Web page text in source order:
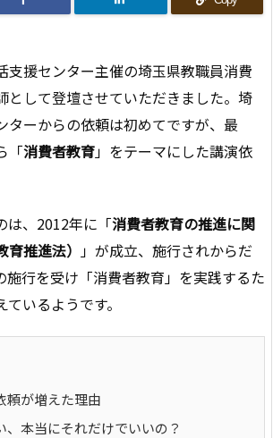
支援センター主催の埼玉県教職員消費
として登壇させていただきました。埼
ターからの依頼は初めてですが、最
「消費者教育」をテーマにした講演依
は、2012年に「消費者教育の推進に関
推進法） 」が成立、施行されからだ
施行を受け「消費者教育」を実践するた
いるようです。
頼が増えた理由
、本当にそれだけでいいの？